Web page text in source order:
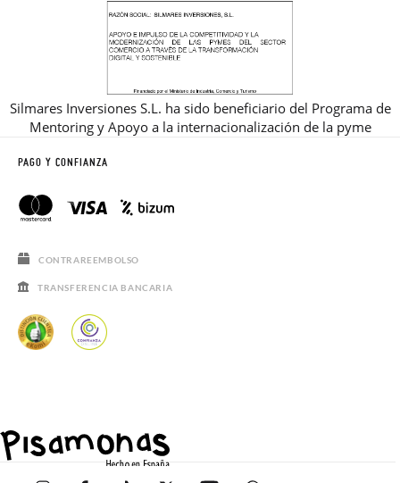
Silmares Inversiones S.L. ha sido beneficiario del Programa de
Mentoring y Apoyo a la internacionalización de la pyme
PAGO Y CONFIANZA
CONTRAREEMBOLSO
TRANSFERENCIA BANCARIA